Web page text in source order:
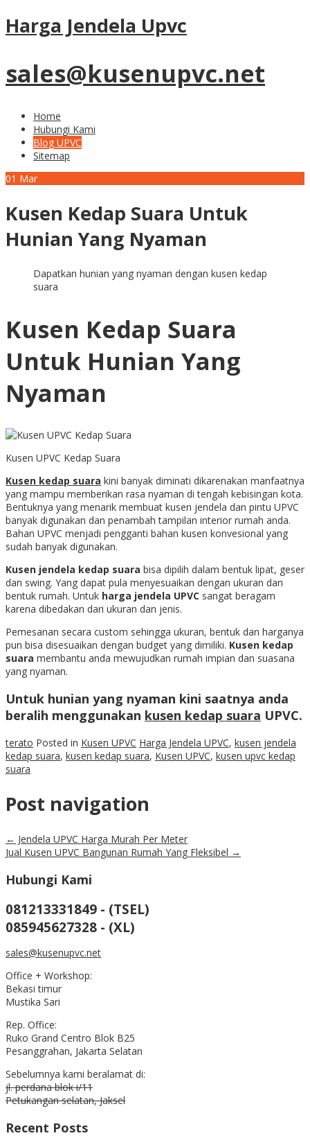
Harga Jendela Upvc
sales@kusenupvc.net
Home
Hubungi Kami
Blog UPVC
Sitemap
01 Mar
Kusen Kedap Suara Untuk
Hunian Yang Nyaman
Dapatkan hunian yang nyaman dengan kusen kedap
suara
Kusen Kedap Suara
Untuk Hunian Yang
Nyaman
Kusen UPVC Kedap Suara
Kusen kedap suara kini banyak diminati dikarenakan manfaatnya
yang mampu memberikan rasa nyaman di tengah kebisingan kota.
Bentuknya yang menarik membuat kusen jendela dan pintu UPVC
banyak digunakan dan penambah tampilan interior rumah anda.
Bahan UPVC menjadi pengganti bahan kusen konvesional yang
sudah banyak digunakan.
Kusen jendela kedap suara bisa dipilih dalam bentuk lipat, geser
dan swing. Yang dapat pula menyesuaikan dengan ukuran dan
bentuk rumah. Untuk harga jendela UPVC sangat beragam
karena dibedakan dari ukuran dan jenis.
Pemesanan secara custom sehingga ukuran, bentuk dan harganya
pun bisa disesuaikan dengan budget yang dimiliki. Kusen kedap
suara membantu anda mewujudkan rumah impian dan suasana
yang nyaman.
Untuk hunian yang nyaman kini saatnya anda
beralih menggunakan kusen kedap suara UPVC.
terato Posted in Kusen UPVC Harga Jendela UPVC, kusen jendela
kedap suara, kusen kedap suara, Kusen UPVC, kusen upvc kedap
suara
Post navigation
← Jendela UPVC Harga Murah Per Meter
Jual Kusen UPVC Bangunan Rumah Yang Fleksibel →
Hubungi Kami
081213331849 - (TSEL)
085945627328 - (XL)
sales@kusenupvc.net
Office + Workshop:
Bekasi timur
Mustika Sari
Rep. Office:
Ruko Grand Centro Blok B25
Pesanggrahan, Jakarta Selatan
Sebelumnya kami beralamat di:
jl. perdana blok i/11
Petukangan selatan, Jaksel
Recent Posts